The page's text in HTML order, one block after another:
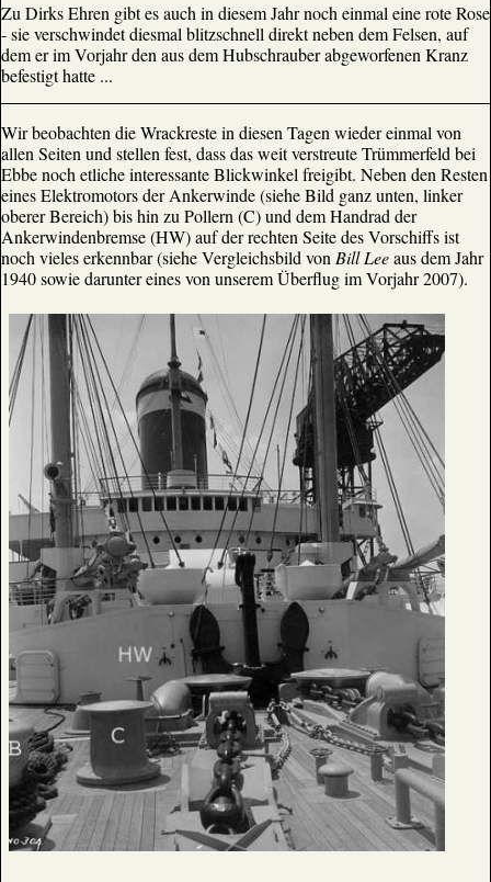
Zu Dirks Ehren gibt es auch in diesem Jahr noch einmal eine rote Rose
- sie verschwindet diesmal blitzschnell direkt neben dem Felsen, auf
dem er im Vorjahr den aus dem Hubschrauber abgeworfenen Kranz
befestigt hatte ...
Wir beobachten die Wrackreste in diesen Tagen wieder einmal von
allen Seiten und stellen fest, dass das weit verstreute Trümmerfeld bei
Ebbe noch etliche interessante Blickwinkel freigibt. Neben den Resten
eines Elektromotors der Ankerwinde (siehe Bild ganz unten, linker
oberer Bereich) bis hin zu Pollern (C) und dem Handrad der
Ankerwindenbremse (HW) auf der rechten Seite des Vorschiffs ist
noch vieles erkennbar (siehe Vergleichsbild vonBill Leeaus dem Jahr
1940 sowie darunter eines von unserem Überflug im Vorjahr 2007).